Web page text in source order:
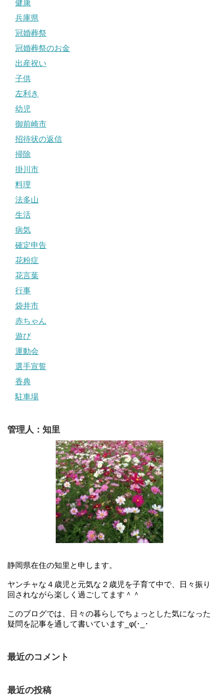
健康
兵庫県
冠婚葬祭
冠婚葬祭のお金
出産祝い
子供
左利き
幼児
御前崎市
招待状の返信
掃除
掛川市
料理
法多山
生活
病気
確定申告
花粉症
花言葉
行事
袋井市
赤ちゃん
遊び
運動会
選手宣誓
香典
駐車場
管理人：知里
静岡県在住の知里と申します。
ヤンチャな４歳児と元気な２歳児を子育て中で、日々振り
回されながら楽しく過ごしてます＾＾
このブログでは、日々の暮らしでちょっとした気になった
疑問を記事を通して書いています_φ(･_･
最近のコメント
最近の投稿